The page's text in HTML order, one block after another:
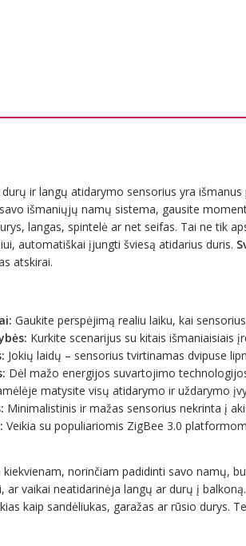
ir langų atidarymo sensorius yra
išmaniųjų namų sistema, gausite
langas, spintelė ar net seifas. Tai ne tik
automatiškai įjungti šviesą atidarius duris.
atskirai.
Gaukite perspėjimą realiu laiku, kai
Kurkite scenarijus su kitais išmaniaisiais
Jokių laidų – sensorius tvirtinamas dvipuse
Dėl mažo energijos suvartojimo
matysite visų atidarymo ir uždarymo
Minimalistinis ir mažas sensorius nekrinta į
Veikia su populiariomis ZigBee 3.0
kiekvienam, norinčiam padidinti savo namų,
ar vaikai neatidarinėja langų ar durų į
kaip sandėliukas, garažas ar rūsio durys.